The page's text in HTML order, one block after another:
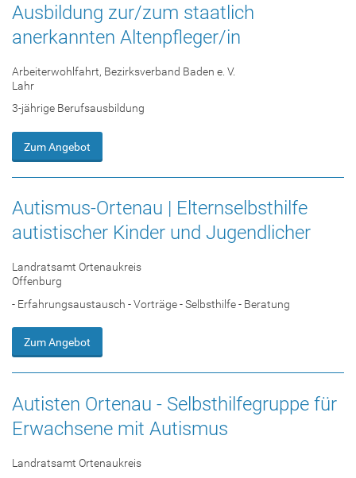
Ausbildung zur/zum staatlich
anerkannten Altenpfleger/in
Arbeiterwohlfahrt, Bezirksverband Baden e. V.
Lahr
3-jährige Berufsausbildung
Zum Angebot
Autismus-Ortenau | Elternselbsthilfe
autistischer Kinder und Jugendlicher
Landratsamt Ortenaukreis
Offenburg
- Erfahrungsaustausch - Vorträge - Selbsthilfe - Beratung
Zum Angebot
Autisten Ortenau - Selbsthilfegruppe für
Erwachsene mit Autismus
Landratsamt Ortenaukreis